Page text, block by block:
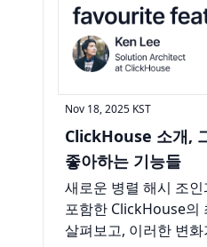
Nov 18, 2025 KST
ClickHouse 소개,
좋아하는 기능들
새로운 병렬 해시 조
포함한 ClickHouse의
살펴보고, 이러한 변